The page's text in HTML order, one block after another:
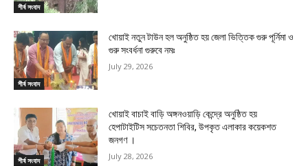
শীর্ষ সংবাদ
শীর্ষ সংবাদ
খোয়াই নতুন টাউন হল অনুষ্ঠিত হয় জেলা ভিত্তিক গুরু পূর্নিমা ও
গুরু সংবর্ধনা গুরুবে নমঃ
July 29, 2026
শীর্ষ সংবাদ
খোয়াই বাচাই বাড়ি অঙ্গনওয়াড়ি কেন্দ্রে অনুষ্ঠিত হয়
হেপাটাইটিস সচেতনতা শিবির, উপকৃত এলাকার কয়েকশত
জনগণ ।
July 28, 2026